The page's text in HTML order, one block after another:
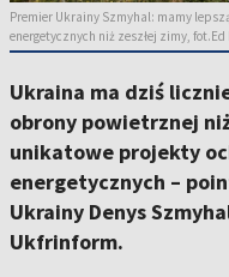
Premier Ukrainy Szmyhal: mamy
energetycznych niż zeszłej zimy,
Ukraina ma dziś
obrony powietrznej
unikatowe projekty
energetycznych –
Ukrainy Denys
Ukfrinform.